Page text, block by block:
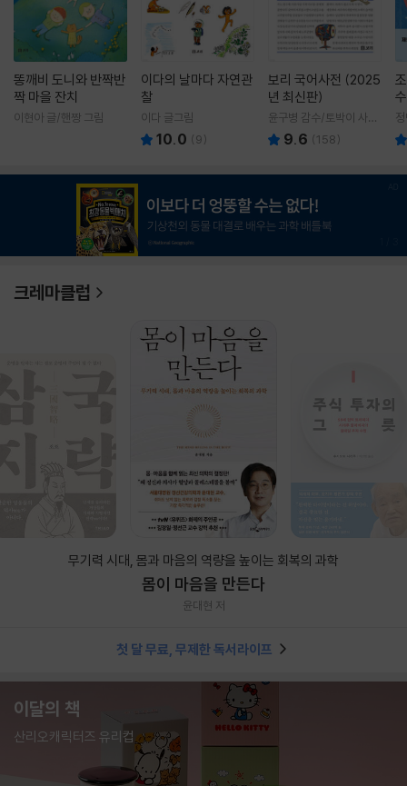
똥깨비 도니와 반짝반
짝 마을 잔치
이현아 글/핸짱 그림
이다의 날마다 자연관
찰
이다 글그림
10.0 (9)
보리 국어사전 (2025
년 최신판)
윤구병 감수/토박이 사전
편찬실 편
9.6 (158)
크레마클럽
무기력 시대, 몸과 마음의 역량을 높이는 회복의 과학
몸이 마음을 만든다
윤대현 저
첫 달 무료, 무제한 독서라이프
이달의 책
산리오캐릭터즈 유리컵